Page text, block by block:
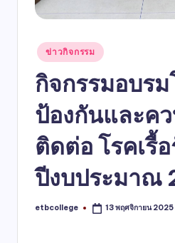
ข่าวกิจกรรม
กิจกรรมอบรม
ป้องกันและค
ติดต่อ โรคเรื้
ปีงบประมาณ
etbcollege 13 พฤศจิกายน 2025